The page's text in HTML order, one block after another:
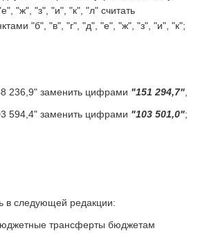
"ж", "з", "и", "к", "л" считать
"б", "в", "г", "д", "е", "ж", "з", "и", "к";
236,9" заменить цифрами "­­­­­­­­­­­­­­­­­­­­­­151 294,7"
594,4" заменить цифрами "103 501,0";
в следующей редакции:
трансферты бюджетам